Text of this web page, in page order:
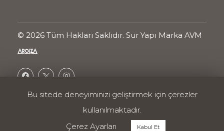
© 2026 Tüm Hakları Saklıdır. Sur Yapı Marka AVM
Kullanım Koşulları
Bu sitede deneyiminizi geliştirmek için çerezler
kullanılmaktadır.
Çerez Ayarları
Kabul Et